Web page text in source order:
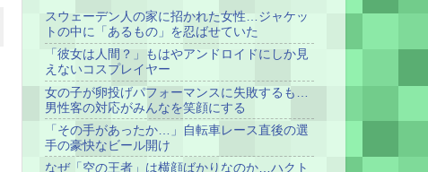
スウェーデン人の家に招かれた女性…ジャケッ
トの中に「あるもの」を忍ばせていた
「彼女は人間？」もはやアンドロイドにしか見
えないコスプレイヤー
女の子が卵投げパフォーマンスに失敗するも…
男性客の対応がみんなを笑顔にする
「その手があったか…」自転車レース直後の選
手の豪快なビール開け
なぜ「空の王者」は横顔ばかりなのか…ハクト